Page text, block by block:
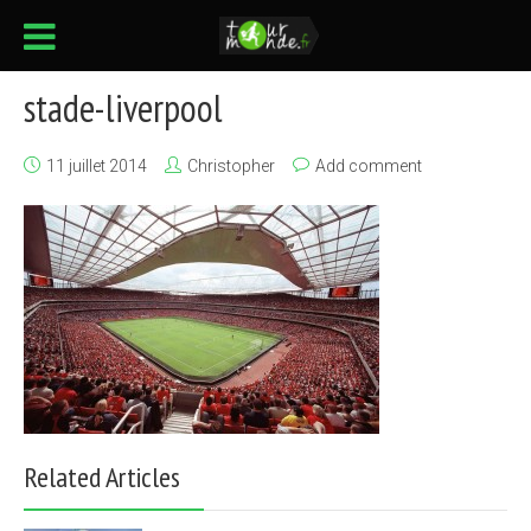
stade-liverpool
11 juillet 2014 Christopher Add comment
Related Articles